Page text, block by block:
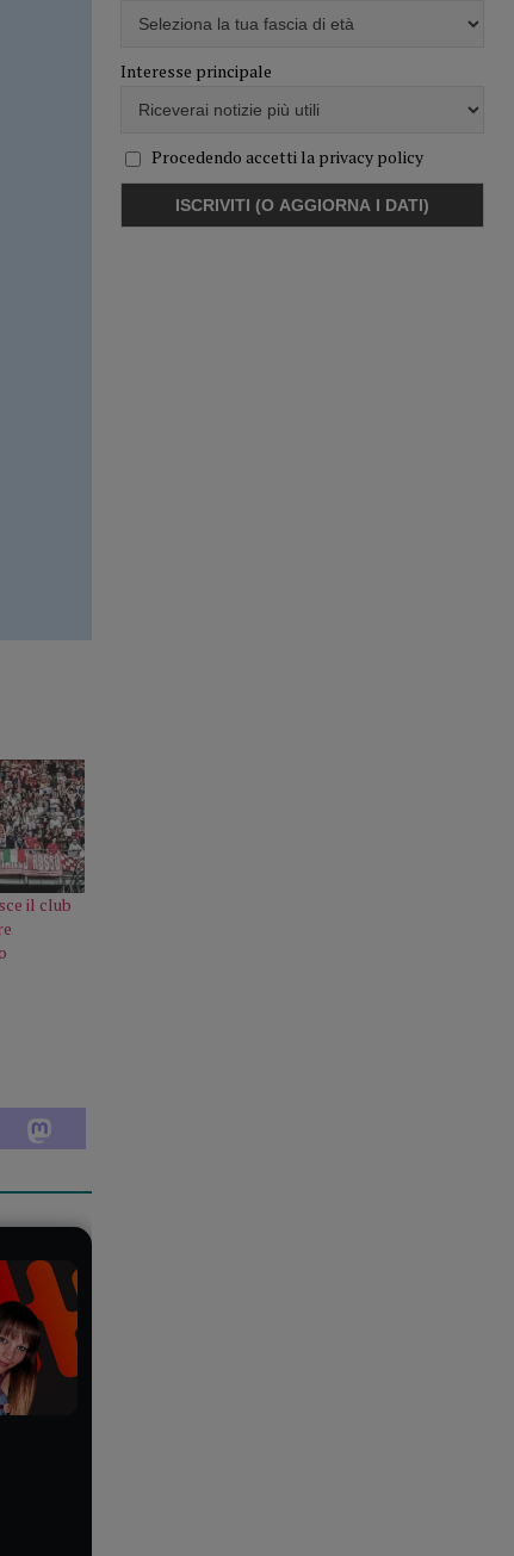
il club
Interesse principale
Procedendo accetti la privacy policy